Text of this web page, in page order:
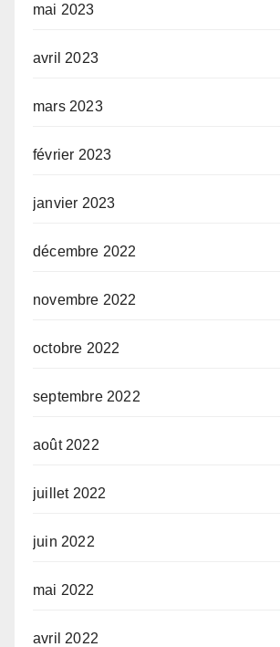
mai 2023
avril 2023
mars 2023
février 2023
janvier 2023
décembre 2022
novembre 2022
octobre 2022
septembre 2022
août 2022
juillet 2022
juin 2022
mai 2022
avril 2022